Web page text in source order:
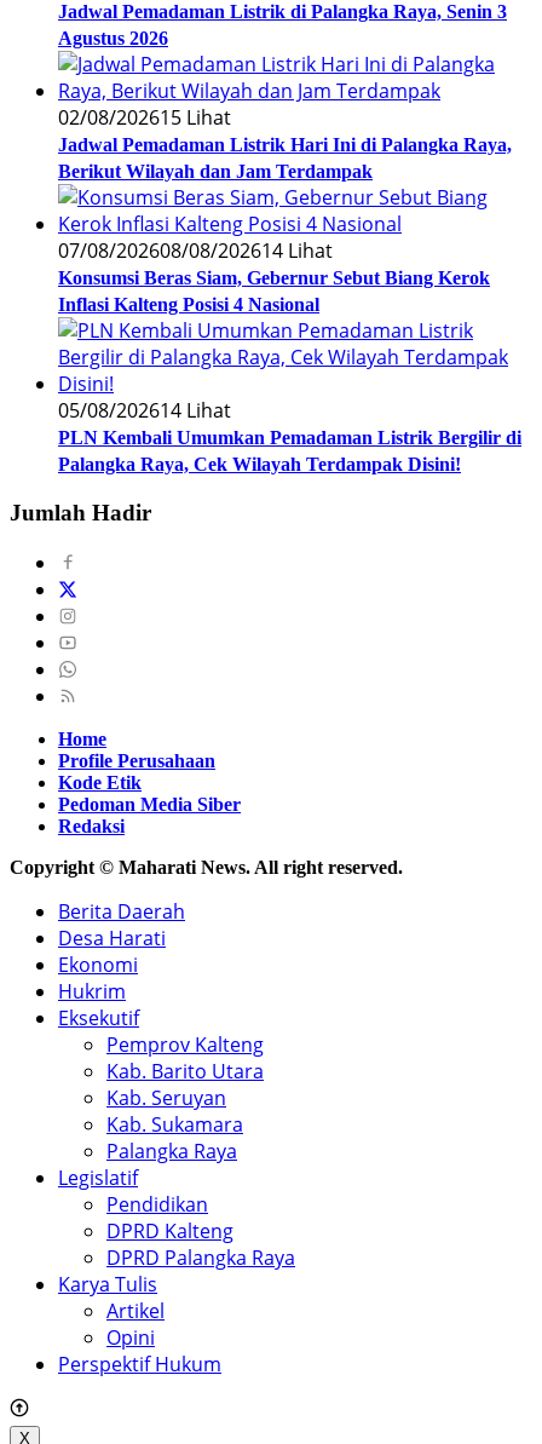
Jadwal Pemadaman Listrik di Palangka Raya, Senin 3
Agustus 2026
02/08/202615 Lihat
Jadwal Pemadaman Listrik Hari Ini di Palangka Raya,
Berikut Wilayah dan Jam Terdampak
07/08/202608/08/202614 Lihat
Konsumsi Beras Siam, Gebernur Sebut Biang Kerok
Inflasi Kalteng Posisi 4 Nasional
05/08/202614 Lihat
PLN Kembali Umumkan Pemadaman Listrik Bergilir di
Palangka Raya, Cek Wilayah Terdampak Disini!
Jumlah Hadir
Home
Profile Perusahaan
Kode Etik
Pedoman Media Siber
Redaksi
Copyright © Maharati News. All right reserved.
Berita Daerah
Desa Harati
Ekonomi
Hukrim
Eksekutif
Pemprov Kalteng
Kab. Barito Utara
Kab. Seruyan
Kab. Sukamara
Palangka Raya
Legislatif
Pendidikan
DPRD Kalteng
DPRD Palangka Raya
Karya Tulis
Artikel
Opini
Perspektif Hukum
X